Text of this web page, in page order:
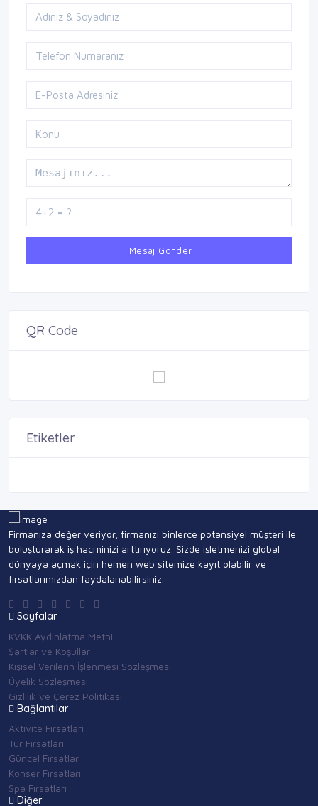
Mesaj Gönder
QR Code
Etiketler
Firmanıza değer veriyor, firmanızı binlerce potansiyel müşteri ile
buluşturarak iş hacminizi arttırıyoruz. Sizde işletmenizi global
dünyaya açmak için hemen web sitemize kayıt olabilir ve
fırsatlarımızdan faydalanabilirsiniz.
Sayfalar
KVKK Aydınlatma Metni
Şartlar ve Koşullar
Kişisel Verilerin İşlenmesi Sözleşmesi
Üyelik Sözleşmesi
Gizlilik ve Çerez Politikası
Bağlantılar
Aktivite Fırsatları
Tur Fırsatları
Güncel Fırsatlar
Konser Fırsatları
Spa Fırsatları
Diğer